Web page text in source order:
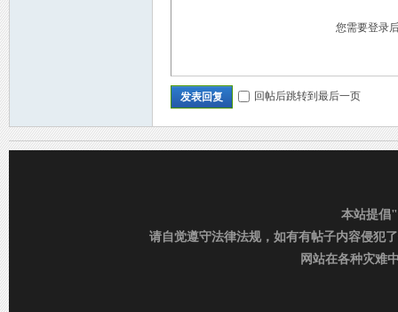
族
您需要登录
发表回复 回帖后跳转到最后一页
本站提倡
请自觉遵守法律法规，如有有帖子内容侵犯
网站在各种灾难